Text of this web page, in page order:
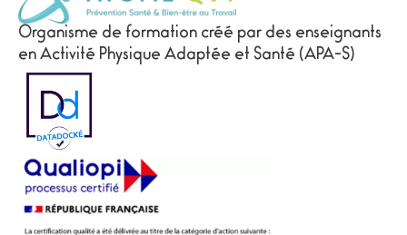
Organisme de formation créé par des enseignants
en Activité Physique Adaptée et Santé (APA-S)